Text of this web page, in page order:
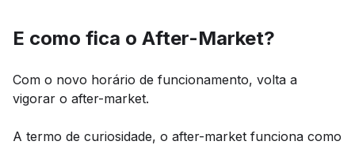
E como fica o After-Market?
Com o novo horário de funcionamento, volta a
vigorar o after-market.
A termo de curiosidade, o after-market funciona como